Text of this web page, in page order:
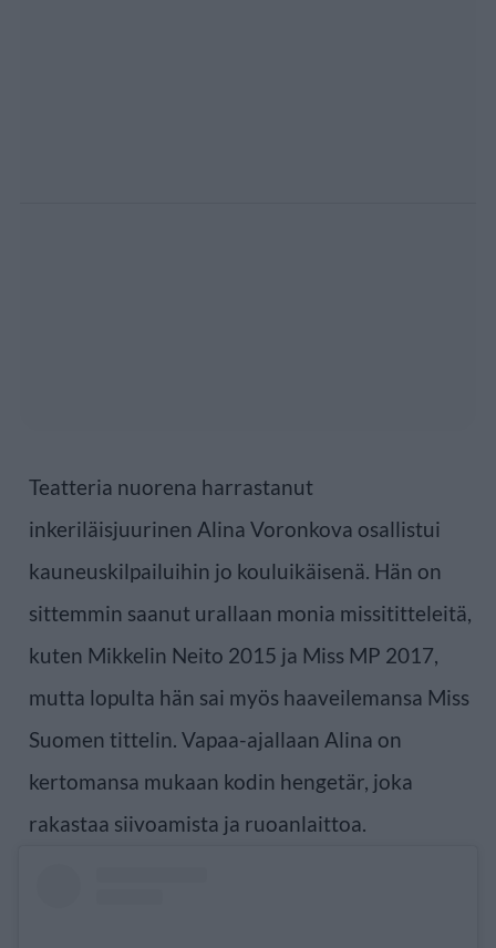
Teatteria nuorena harrastanut
inkeriläisjuurinen Alina Voronkova osallistui
kauneuskilpailuihin jo kouluikäisenä. Hän on
sittemmin saanut urallaan monia missititteleitä,
kuten Mikkelin Neito 2015 ja Miss MP 2017,
mutta lopulta hän sai myös haaveilemansa Miss
Suomen tittelin. Vapaa-ajallaan Alina on
kertomansa mukaan kodin hengetär, joka
rakastaa siivoamista ja ruoanlaittoa.